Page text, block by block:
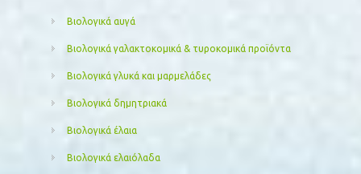
Βιολογικά αυγά
Βιολογικά γαλακτοκομικά & τυροκομικά προϊόντα
Βιολογικά γλυκά και μαρμελάδες
Βιολογικά δημητριακά
Βιολογικά έλαια
Βιολογικά ελαιόλαδα